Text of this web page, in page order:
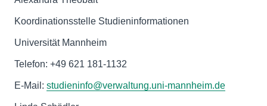
Koordinationsstelle Studieninformationen
Universität Mannheim
Telefon: +49 621 181-1132
E-Mail: studieninfo@verwaltung.uni-mannheim.de